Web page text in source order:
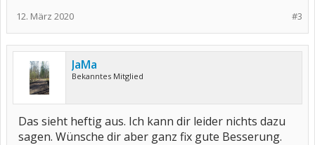
#3
12. März 2020
JaMa
Bekanntes Mitglied
Das sieht heftig aus. Ich kann dir leider nichts dazu
sagen. Wünsche dir aber ganz fix gute Besserung.